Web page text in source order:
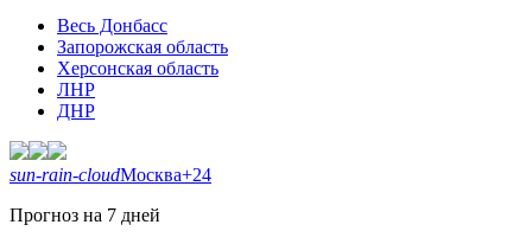
Весь Донбасс
Запорожская область
Херсонская область
ЛНР
ДНР
sun-rain-cloudМосква+24
Прогноз на 7 дней